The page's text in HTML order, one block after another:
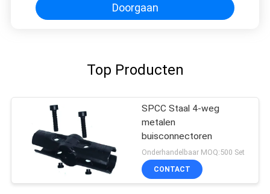
Doorgaan
Top Producten
SPCC Staal 4-weg
metalen
buisconnectoren
Onderhandelbaar MOQ:500 Set
CONTACT